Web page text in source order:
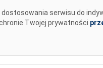
serwisu do
Twojej prywatności